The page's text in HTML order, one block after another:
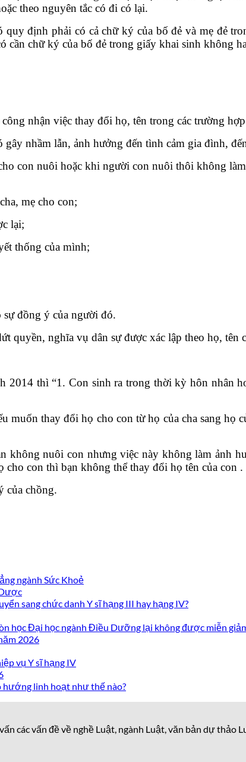
theo nguyên tắc có đi có lại.
định phải có cả chữ ký của bố đẻ và mẹ đẻ
chữ ký của bố đẻ trong giấy khai sinh không
nhận việc thay đổi họ, tên trong các trường
nhầm lẫn, ảnh hưởng đến tình cảm gia đình,
con nuôi hoặc khi người con nuôi thôi không
mẹ cho con;
lại;
thống của mình;
đồng ý của người đó.
quyền, nghĩa vụ dân sự được xác lập theo họ, tên
thì “1. Con sinh ra trong thời kỳ hôn nhân
muốn thay đổi họ cho con từ họ của cha sang họ
không nuôi con nhưng việc này không làm ảnh
con thì bạn không thể thay đổi họ tên của con .
của chồng.
ngành Sức Khoẻ
sang chức danh Y sĩ hạng III hay hạng IV?
học Đại học ngành Điều Dưỡng lại không được miễn
2026
vụ Y sĩ hạng IV
hướng linh hoạt như thế nào?
các vấn đề về nghề Luật, ngành Luật, văn bản dự thảo